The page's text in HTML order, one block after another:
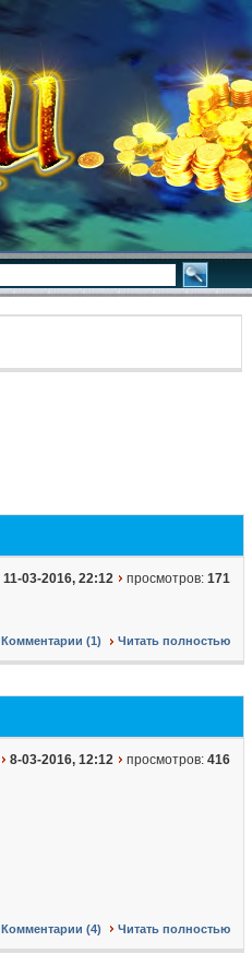
11-03-2016, 22:12 просмотров: 171
Комментарии (1) Читать полностью
8-03-2016, 12:12 просмотров: 416
Комментарии (4) Читать полностью